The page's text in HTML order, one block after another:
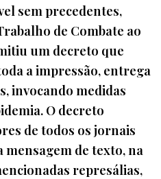
sem precedentes,
de Combate ao
um decreto que
a impressão, entrega
invocando medidas
O decreto
de todos os jornais
mensagem de texto, na
represálias,